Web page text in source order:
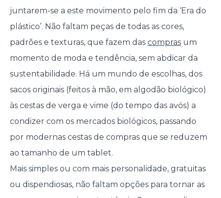
juntarem-se a este movimento pelo fim da ‘Era do
plástico’. Não faltam peças de todas as cores,
padrões e texturas, que fazem das comprasum
momento de moda e tendência, sem abdicar da
sustentabilidade. Há um mundo de escolhas, dos
sacos originais (feitos à mão, em algodão biológico)
às cestas de verga e vime (do tempo das avós) a
condizer com os mercados biológicos, passando
por modernas cestas de compras que se reduzem
ao tamanho de um tablet.
Mais simples ou com mais personalidade, gratuitas
ou dispendiosas, não faltam opções para tornar as